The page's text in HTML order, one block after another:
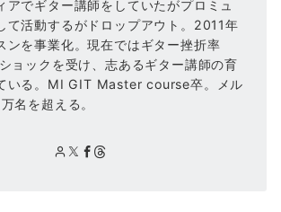
アでギター講師をしていたがプロミュ
て活動するがドロップアウト。2011年
ンを事業化。現在ではギター挫折率
ョックを受け、志あるギター講師の育
いる。MI GIT Master course卒。メル
名を超える。